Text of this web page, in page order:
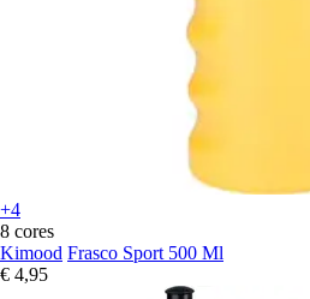
+4
8 cores
Kimood Frasco Sport 500 Ml
€ 4,95